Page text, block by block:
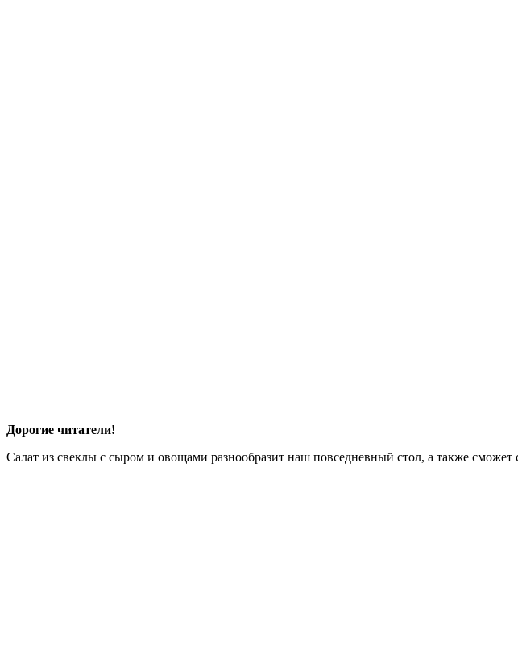
Дорогие читатели!
Салат из свеклы с сыром и овощами разнообразит наш повседневный стол, а также